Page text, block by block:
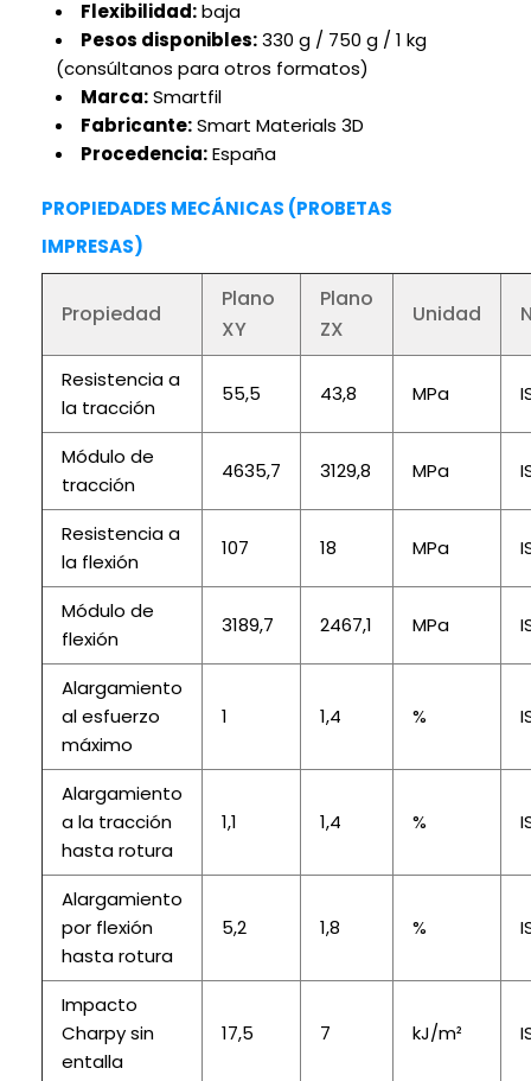
Flexibilidad:baja
Pesos disponibles:330 g / 750 g / 1 kg
(consúltanos para otros formatos)
Marca:Smartfil
Fabricante:Smart Materials 3D
Procedencia:España
PROPIEDADES MECÁNICAS (PROBETAS
IMPRESAS)
Propiedad
Plano
XY
Plano
ZX
Unidad
Resistencia a
la tracción
55,5 43,8 MPa
Módulo de
tracción
4635,7 3129,8 MPa
Resistencia a
la flexión
107 18 MPa
Módulo de
flexión
3189,7 2467,1 MPa
Alargamiento
al esfuerzo
máximo
1 1,4 %
Alargamiento
a la tracción
hasta rotura
1,1 1,4 %
Alargamiento
por flexión
hasta rotura
5,2 1,8 %
Impacto
Charpy sin
entalla
17,5 7 kJ/m²